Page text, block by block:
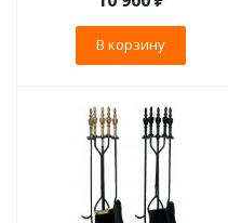
В корзину